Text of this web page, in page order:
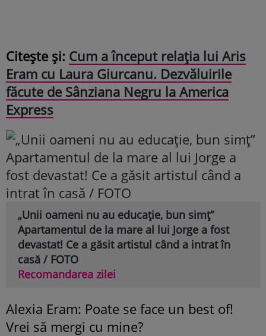
Citește și: Cum a început relația lui Aris
Eram cu Laura Giurcanu. Dezvăluirile
făcute de Sânziana Negru la America
Express
„Unii oameni nu au educație, bun simț”
Apartamentul de la mare al lui Jorge a fost
devastat! Ce a găsit artistul când a intrat în
casă / FOTO
Recomandarea zilei
Alexia Eram: Poate se face un best of!
Vrei să mergi cu mine?